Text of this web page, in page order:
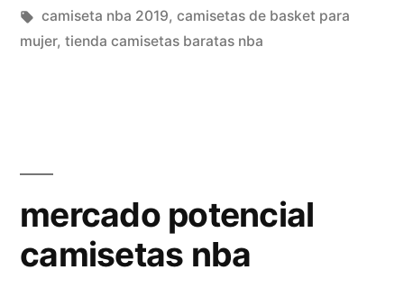
en
Etiquetas:
camiseta nba 2019, camisetas de basket para
mujer, tienda camisetas baratas nba
mercado potencial
camisetas nba